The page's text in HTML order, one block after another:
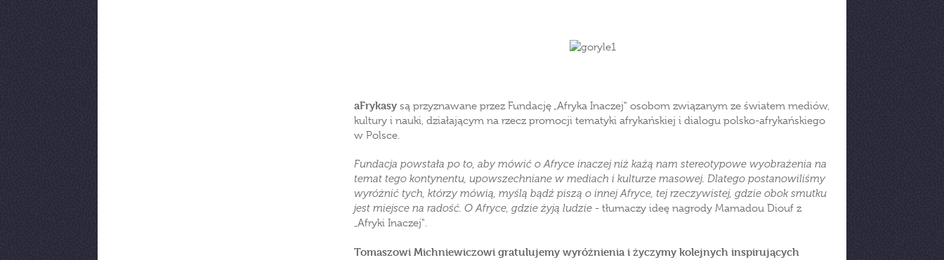
aFrykasy są przyznawane przez Fundację „Afryka Inaczej" osobom związanym ze światem mediów,
kultury i nauki, działającym na rzecz promocji tematyki afrykańskiej i dialogu polsko-afrykańskiego
w Polsce.
Fundacja powstała po to, aby mówić o Afryce inaczej niż każą nam stereotypowe wyobrażenia na
temat tego kontynentu, upowszechniane w mediach i kulturze masowej. Dlatego postanowiliśmy
wyróżnić tych, którzy mówią, myślą bądź piszą o innej Afryce, tej rzeczywistej, gdzie obok smutku
jest miejsce na radość. O Afryce, gdzie żyją ludzie - tłumaczy ideę nagrody Mamadou Diouf z
„Afryki Inaczej".
Tomaszowi Michniewiczowi gratulujemy wyróżnienia i życzymy kolejnych inspirujących